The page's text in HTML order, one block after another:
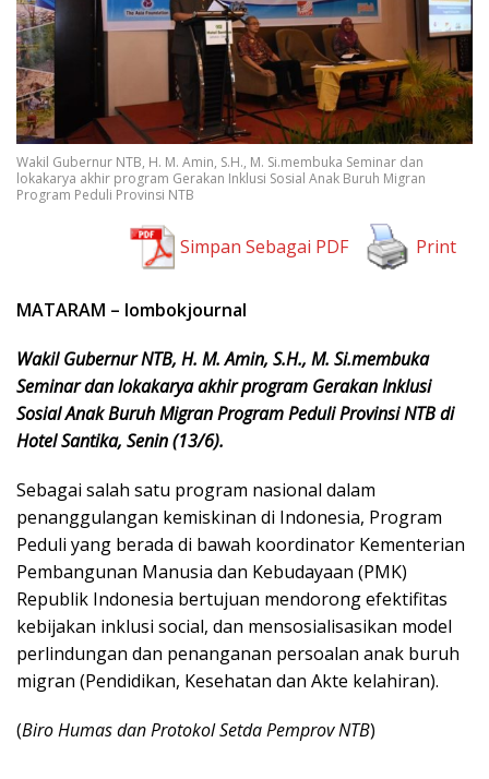
Wakil Gubernur NTB, H. M. Amin, S.H., M. Si.membuka Seminar dan
lokakarya akhir program Gerakan Inklusi Sosial Anak Buruh Migran
Program Peduli Provinsi NTB
Simpan Sebagai PDF Print
MATARAM – lombokjournal
Wakil Gubernur NTB, H. M. Amin, S.H., M. Si.membuka
Seminar dan lokakarya akhir program Gerakan Inklusi
Sosial Anak Buruh Migran Program Peduli Provinsi NTB di
Hotel Santika, Senin (13/6).
Sebagai salah satu program nasional dalam
penanggulangan kemiskinan di Indonesia, Program
Peduli yang berada di bawah koordinator Kementerian
Pembangunan Manusia dan Kebudayaan (PMK)
Republik Indonesia bertujuan mendorong efektifitas
kebijakan inklusi social, dan mensosialisasikan model
perlindungan dan penanganan persoalan anak buruh
migran (Pendidikan, Kesehatan dan Akte kelahiran).
(Biro Humas dan Protokol Setda Pemprov NTB)